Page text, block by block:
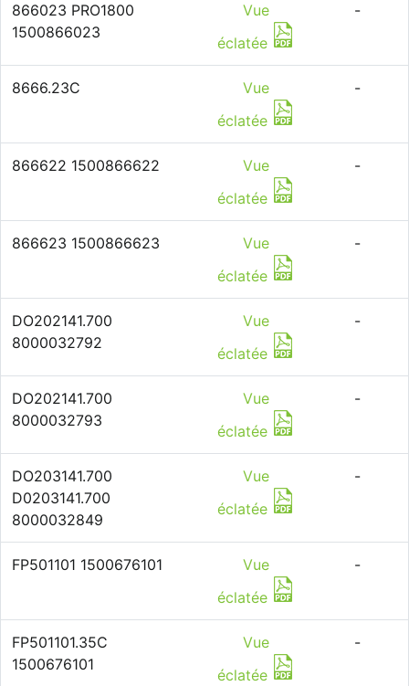
866023 PRO1800
1500866023
Vue
éclatée
-
8666.23C
Vue
éclatée
-
866622 1500866622
Vue
éclatée
-
866623 1500866623
Vue
éclatée
-
DO202141.700
8000032792
Vue
éclatée
-
DO202141.700
8000032793
Vue
éclatée
-
DO203141.700
D0203141.700
8000032849
Vue
éclatée
-
FP501101 1500676101
Vue
éclatée
-
FP501101.35C
1500676101
Vue
éclatée
-